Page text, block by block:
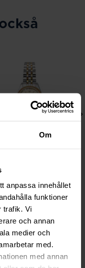
Om
anpassa innehållet
funktioner
trafik. Vi
och annan
medier och
med.
med annan
Watch 28 mm
2 399 kr
kr